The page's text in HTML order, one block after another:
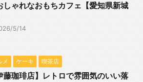
しゃれなおもちカフェ【愛知県新城
5/14
メ ケーキ 喫茶店
藤珈琲店】レトロで雰囲気のいい落